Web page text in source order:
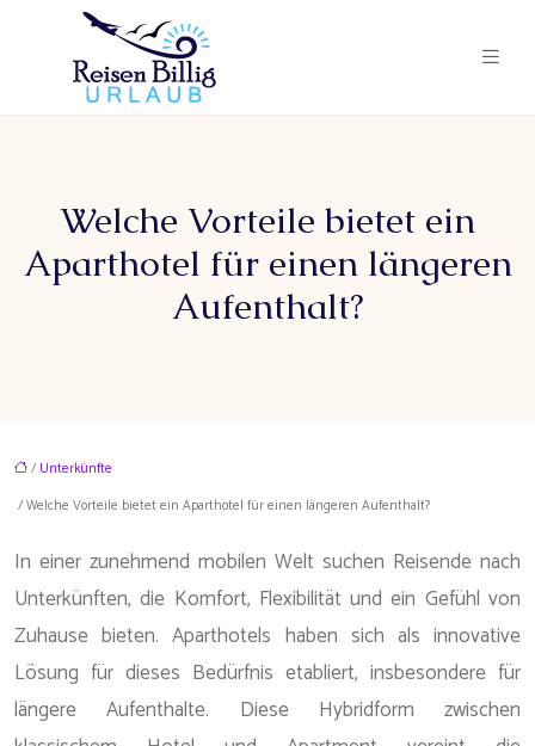
Welche Vorteile bietet ein
Aparthotel für einen längeren
Aufenthalt?
/ Unterkünfte
/ Welche Vorteile bietet ein Aparthotel für einen längeren Aufenthalt?
In einer zunehmend mobilen Welt suchen Reisende nach
Unterkünften, die Komfort, Flexibilität und ein Gefühl von
Zuhause bieten. Aparthotels haben sich als innovative
Lösung für dieses Bedürfnis etabliert, insbesondere für
längere Aufenthalte. Diese Hybridform zwischen